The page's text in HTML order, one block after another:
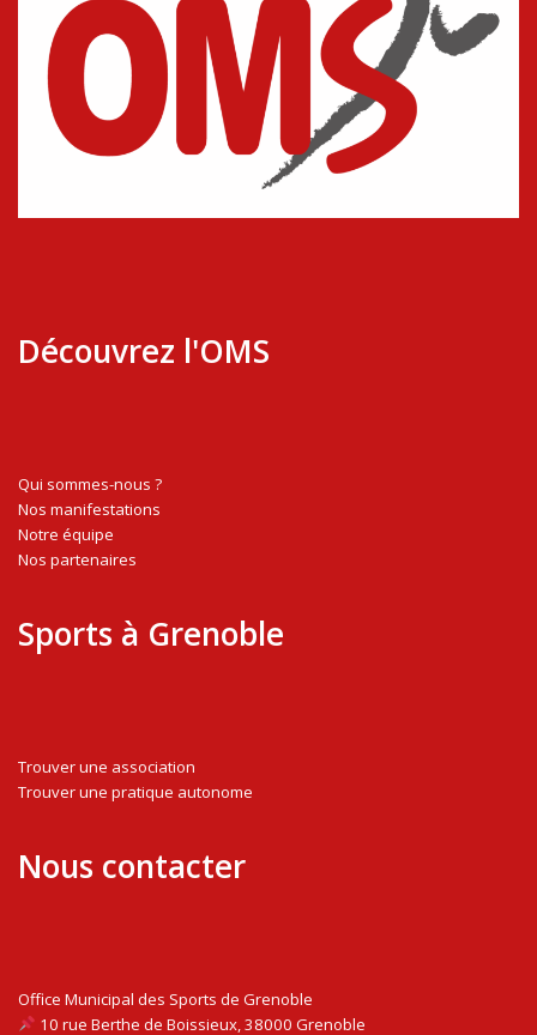
Découvrez l'OMS
Qui sommes-nous ?
Nos manifestations
Notre équipe
Nos partenaires
Sports à Grenoble
Trouver une association
Trouver une pratique autonome
Nous contacter
Office Municipal des Sports de Grenoble
10 rue Berthe de Boissieux, 38000 Grenoble